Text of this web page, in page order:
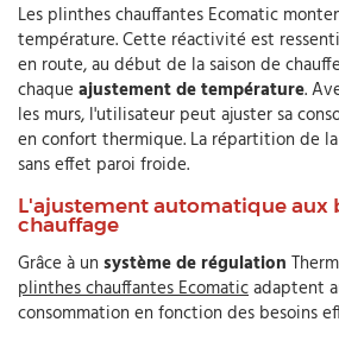
Les plinthes chauffantes Ecomatic
température. Cette réactivité est
en route, au début de la saison de
chaque ajustement de température.
les murs, l'utilisateur peut ajuster sa
en confort thermique. La répartition de
sans effet paroi froide.
L'ajustement automatique aux
chauffage
Grâce à un système de régulation
plinthes chauffantes Ecomaticadaptent
consommation en fonction des besoins